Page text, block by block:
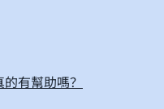
有幫助嗎？